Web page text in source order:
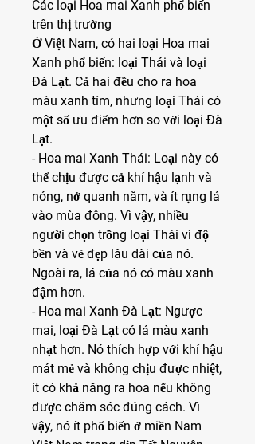
Các loại Hoa mai Xanh phổ biến
trên thị trường
Ở Việt Nam, có hai loại Hoa mai
Xanh phổ biến: loại Thái và loại
Đà Lạt. Cả hai đều cho ra hoa
màu xanh tím, nhưng loại Thái có
một số ưu điểm hơn so với loại Đà
Lạt.
- Hoa mai Xanh Thái: Loại này có
thể chịu được cả khí hậu lạnh và
nóng, nở quanh năm, và ít rụng lá
vào mùa đông. Vì vậy, nhiều
người chọn trồng loại Thái vì độ
bền và vẻ đẹp lâu dài của nó.
Ngoài ra, lá của nó có màu xanh
đậm hơn.
- Hoa mai Xanh Đà Lạt: Ngược
mai, loại Đà Lạt có lá màu xanh
nhạt hơn. Nó thích hợp với khí hậu
mát mẻ và không chịu được nhiệt,
ít có khả năng ra hoa nếu không
được chăm sóc đúng cách. Vì
vậy, nó ít phổ biến ở miền Nam